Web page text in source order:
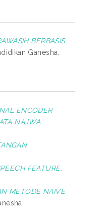
BERBASIS
Ganesha.
ENCODER
NAJWA.
FEATURE.
METODE NAIVE